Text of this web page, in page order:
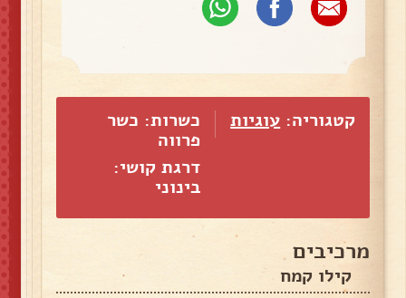
קטגוריה: עוגיות
כשרות: כשר
פרווה
דרגת קושי:
בינוני
מרכיבים
קילו קמח